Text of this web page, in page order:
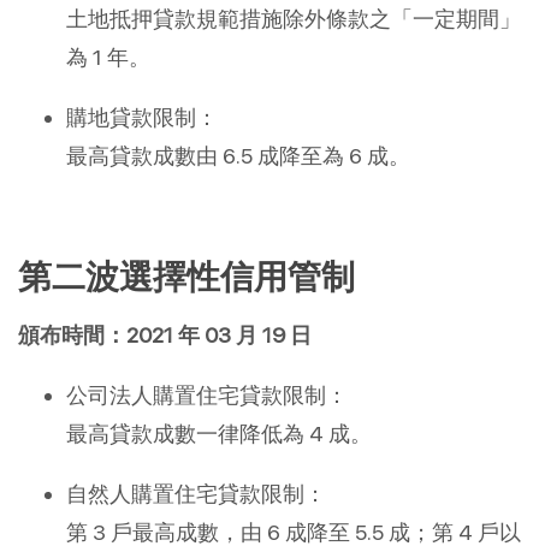
土地抵押貸款規範措施除外條款之「一定期間」
為 1 年。
購地貸款限制：
最高貸款成數由 6.5 成降至為 6 成。
第二波選擇性信用管制
頒布時間：2021 年 03 月 19 日
公司法人購置住宅貸款限制：
最高貸款成數一律降低為 4 成。
自然人購置住宅貸款限制：
第 3 戶最高成數，由 6 成降至 5.5 成；第 4 戶以